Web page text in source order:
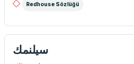
Redhouse Sözlüğü
سيلنمك